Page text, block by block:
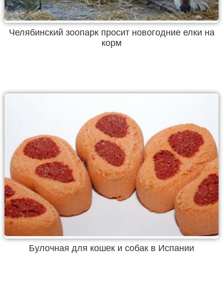
Челябинский зоопарк просит новогодние елки на
корм
Булочная для кошек и собак в Испании